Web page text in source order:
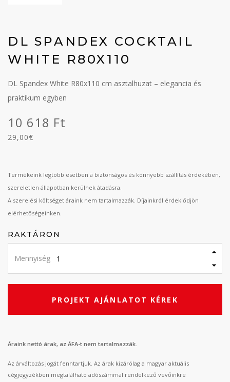
DL SPANDEX COCKTAIL
WHITE R80X110
DL Spandex White R80x110 cm asztalhuzat – elegancia és
praktikum egyben
10 618 Ft
29,00€
Termékeink legtöbb esetben a biztonságos és könnyebb szállítás érdekében,
szereletlen állapotban kerülnek átadásra.
A szerelési költséget áraink nem tartalmazzák. Díjainkról érdeklődjön
elérhetőségeinken.
RAKTÁRON
Mennyiség
PROJEKT AJÁNLATOT KÉREK
Áraink nettó árak, az ÁFA-t nem tartalmazzák.
Az árváltozás jogát fenntartjuk. Az árak kizárólag a magyar aktuális
cégjegyzékben megtalálható adószámmal rendelkező vevőinkre